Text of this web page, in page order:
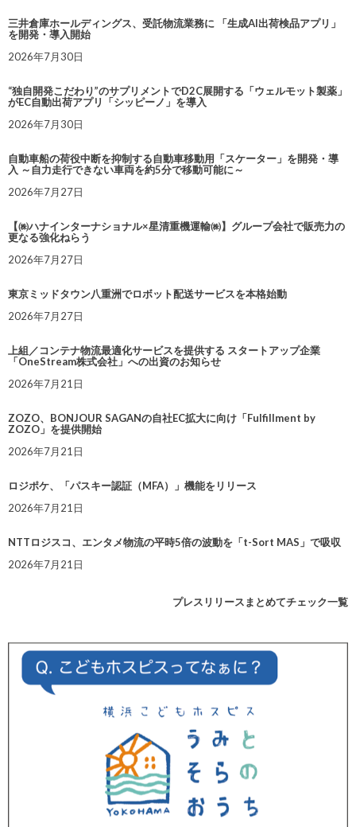
三井倉庫ホールディングス、受託物流業務に 「生成AI出荷検品アプリ」
を開発・導入開始
2026年7月30日
“独自開発こだわり”のサプリメントでD2C展開する「ウェルモット製薬」
がEC自動出荷アプリ「シッピーノ」を導入
2026年7月30日
自動車船の荷役中断を抑制する自動車移動用「スケーター」を開発・導
入 ～自力走行できない車両を約5分で移動可能に～
2026年7月27日
【㈱ハナインターナショナル×星清重機運輸㈱】グループ会社で販売力の
更なる強化ねらう
2026年7月27日
東京ミッドタウン八重洲でロボット配送サービスを本格始動
2026年7月27日
上組／コンテナ物流最適化サービスを提供する スタートアップ企業
「OneStream株式会社」への出資のお知らせ
2026年7月21日
ZOZO、BONJOUR SAGANの自社EC拡大に向け「Fulfillment by
ZOZO」を提供開始
2026年7月21日
ロジポケ、「パスキー認証（MFA）」機能をリリース
2026年7月21日
NTTロジスコ、エンタメ物流の平時5倍の波動を「t-Sort MAS」で吸収
2026年7月21日
プレスリリースまとめてチェック一覧